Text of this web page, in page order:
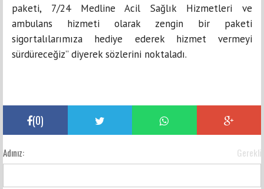
paketi, 7/24 Medline Acil Sağlık Hizmetleri ve
ambulans hizmeti olarak zengin bir paketi
sigortalılarımıza hediye ederek hizmet vermeyi
sürdüreceğiz” diyerek sözlerini noktaladı.
(0)
Adınız: Gerekli